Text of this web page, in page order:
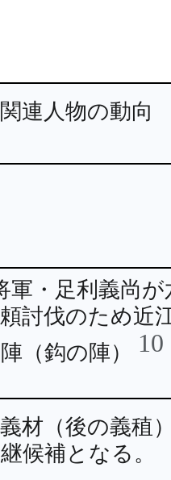
連人物の動向
軍・足利義尚が
討伐のため近
（鈎の陣） 10
材（後の義稙
候補となる。